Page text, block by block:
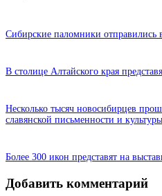
Сибирские паломники отправились
В столице Алтайского края
Несколько тысяч новосибирцев
славянской письменности и культуры
Более 300 икон представят на
Добавить комментарий